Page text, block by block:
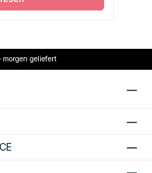
morgen geliefert